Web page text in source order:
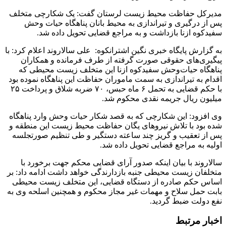
مدیرکل حفاظت محیط زیست لرستان گفت: یک شکارچی متخلف
پس از درگیری و تیراندازی به محیط بانان پناهگاه حیات وحش
سفیدکوه ازنا بازداشت و به مراجع قضایی تحویل داده شد.
به گزارش پایگاه خبری نگین اشترانکوه: علی سالاروند اعلام کرد: با
پیگیری‌های حقوقی صورت گرفته از طرف فرمانده و همکاران
پناهگاه حیات‌وحش سفیدکوه ازنا این متخلف زیست محیطی که
اقدام به تیراندازی به سمت ماموران حفاظت این پناهگاه نموده بود
با حکم قضایی به تحمل ۶ ماه حبس، ٧٠ ضربه شلاق و پرداخت ۲۵
میلیون ریال جریمه نقدی محکوم شد.
وی افزود: این شکارچی که به قصد شکار حیات وحش وارد پناهگاه
شده بود با تلاش نیروهای یگان حفاظت محیط زیست این منطقه و
پس از تعقیب و گریز چند ساعته دستگیر و طی تنظیم صورتجلسه
اولیه به مراجع قضایی تحویل داده شد.
سالاروند با بیان اینکه صدور آرای قضایی محکم جهت برخورد با
متخلفان زیست محیطی جنبه بازدارندگی خواهد داشت ادامه داد: بر
اساس حکم صادره از دستگاه قضایی، این متخلف زیست محیطی
بابت حمل سلاح و مهمات غیر مجاز محکوم و همچنین اسلحه وی به
نفع دولت ضبط گردید.
اخبار مرتبط